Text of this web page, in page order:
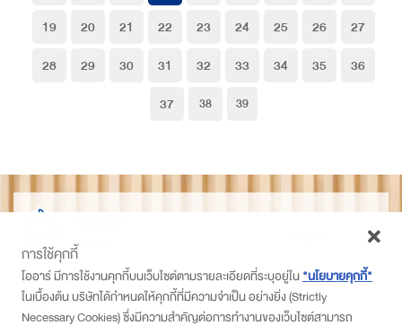
19
20 21 22 23 24 25 26
27
28
29 30 31 32 33 34 35
36
37
38 39
ไทยเด็ด
ติดตามเราที่
PTT Station
การใช้คุกกี้
โออาร์ มีการใช้งานคุกกี้บนเว็บไซต์ตามรายละเอียดที่ระบุอยู่ใน"นโยบายคุกกี้"
ในเบื้องต้น บริษัทได้กำหนดให้คุกกี้ที่มีความจำเป็น อย่างยิ่ง (Strictly
Necessary Cookies) ซึ่งมีความสำคัญต่อการทำงานของเว็บไซต์สามารถ